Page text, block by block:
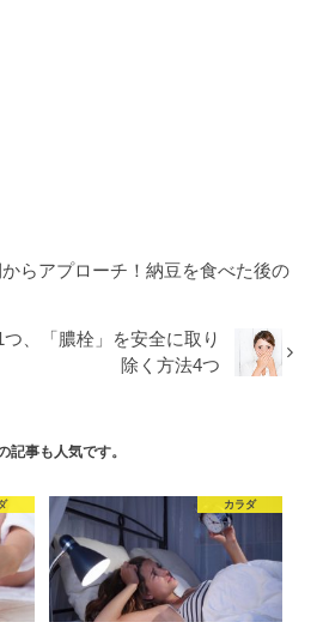
らアプローチ！納豆を食べた後の
、「膿栓」を安全に取り
除く方法4つ
記事も人気です。
カラダ